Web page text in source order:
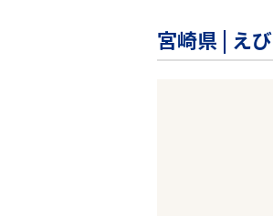
宮崎県 | え